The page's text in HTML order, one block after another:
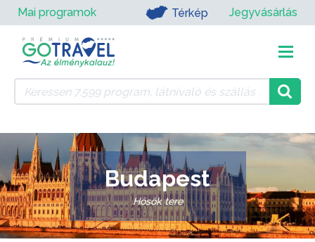
Mai programok Térkép Jegyvásárlás
Budapest
Hősök tere